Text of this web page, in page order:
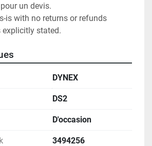
un devis.
is with no returns or refunds
explicitly stated.
DYNEX
DS2
D'occasion
3494256